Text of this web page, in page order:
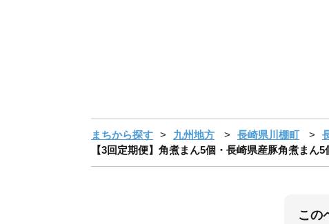
まちから探す 九州地方 長崎県川棚町
【3回定期便】角煮まん5個・長崎県産豚角煮まん
この